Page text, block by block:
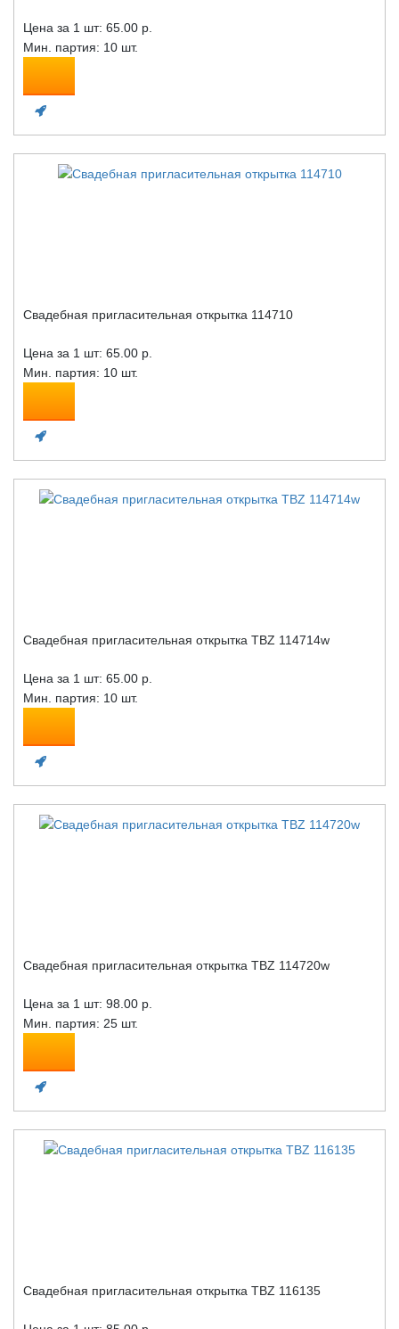
Цена за 1 шт: 65.00 р.
Мин. партия: 10 шт.
Свадебная пригласительная открытка 114710
Цена за 1 шт: 65.00 р.
Мин. партия: 10 шт.
Свадебная пригласительная открытка TBZ 114714w
Цена за 1 шт: 65.00 р.
Мин. партия: 10 шт.
Свадебная пригласительная открытка TBZ 114720w
Цена за 1 шт: 98.00 р.
Мин. партия: 25 шт.
Свадебная пригласительная открытка TBZ 116135